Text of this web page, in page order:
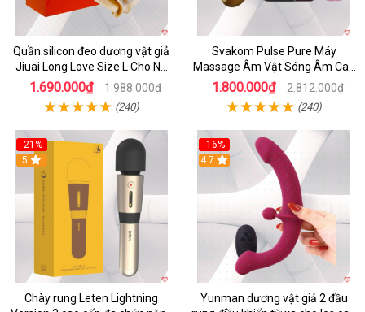
Quần silicon đeo dương vật giả
Jiuai Long Love Size L Cho Nữ
Đồng Tính
1.690.000₫ 1.988.000₫
(240)
Svakom Pulse Pure Máy
Massage Âm Vật Sóng Âm Cao
Cấp Điều Khiển App Đỉnh
1.800.000₫ 2.812.000₫
(240)
-21%
5
Chày rung Leten Lightning
-16%
4.7
Yunman dương vật giả 2 đầu